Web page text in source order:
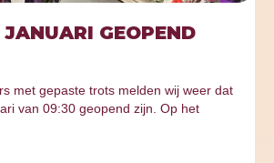
GEOPEND
met gepaste trots melden wij weer dat
van 09:30 geopend zijn. Op het